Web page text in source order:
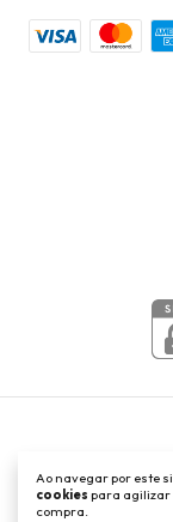
Ao navegar por este
cookies para agilizar
compra.